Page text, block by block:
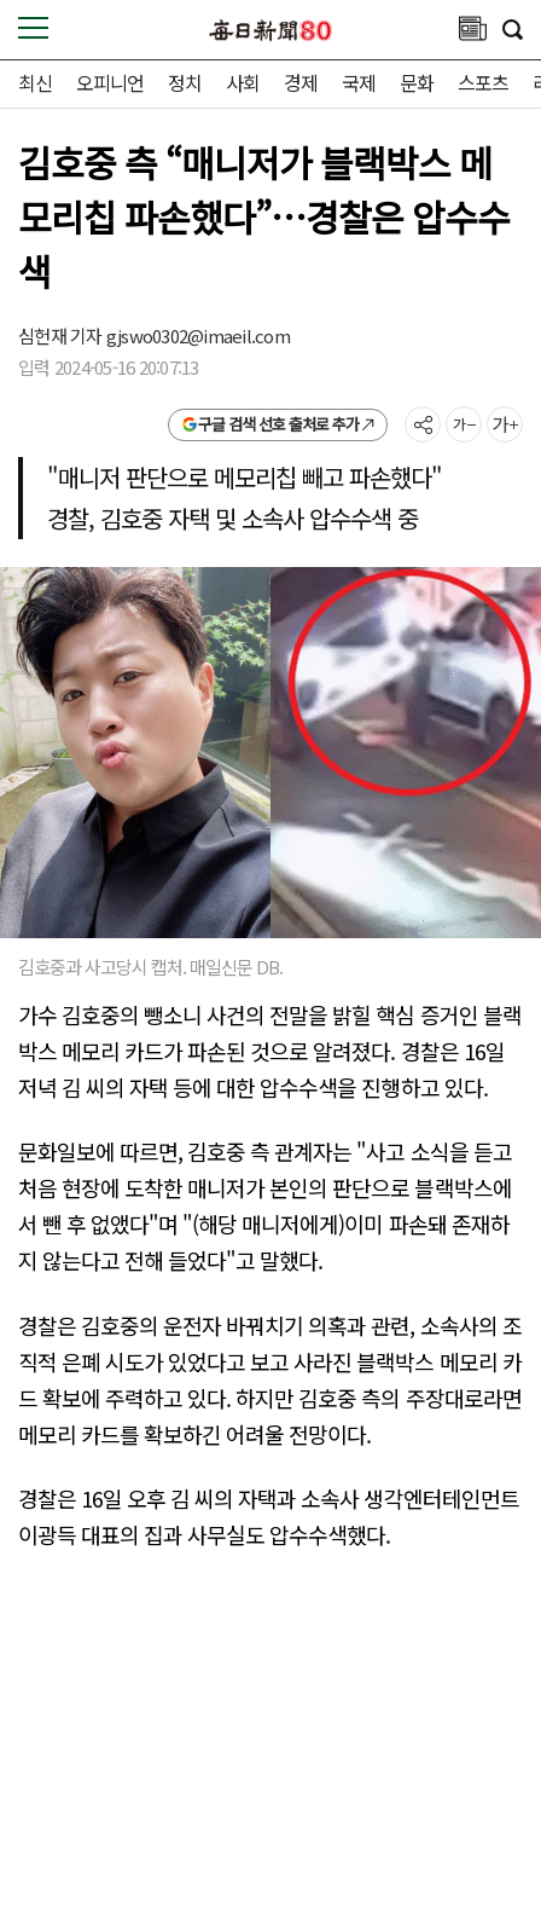
최신 오피니언 정치 사회 경제 국제 문화 스포츠
김호중 측 “매니저가 블랙박스 메
모리칩 파손했다”…경찰은 압수수
색
심헌재 기자gjswo0302@imaeil.com
입력 2024-05-16 20:07:13
구글 검색 선호 출처로 추가
"매니저 판단으로 메모리칩 빼고 파손했다"
경찰, 김호중 자택 및 소속사 압수수색 중
김호중과 사고당시 캡처. 매일신문 DB.
가수 김호중의 뺑소니 사건의 전말을 밝힐 핵심 증거인 블랙
박스 메모리 카드가 파손된 것으로 알려졌다. 경찰은 16일
저녁 김 씨의 자택 등에 대한 압수수색을 진행하고 있다.
문화일보에 따르면, 김호중 측 관계자는 "사고 소식을 듣고
처음 현장에 도착한 매니저가 본인의 판단으로 블랙박스에
서 뺀 후 없앴다"며 "(해당 매니저에게)이미 파손돼 존재하
지 않는다고 전해 들었다"고 말했다.
경찰은 김호중의 운전자 바꿔치기 의혹과 관련, 소속사의 조
직적 은폐 시도가 있었다고 보고 사라진 블랙박스 메모리 카
드 확보에 주력하고 있다. 하지만 김호중 측의 주장대로라면
메모리 카드를 확보하긴 어려울 전망이다.
경찰은 16일 오후 김 씨의 자택과 소속사 생각엔터테인먼트
이광득 대표의 집과 사무실도 압수수색했다.